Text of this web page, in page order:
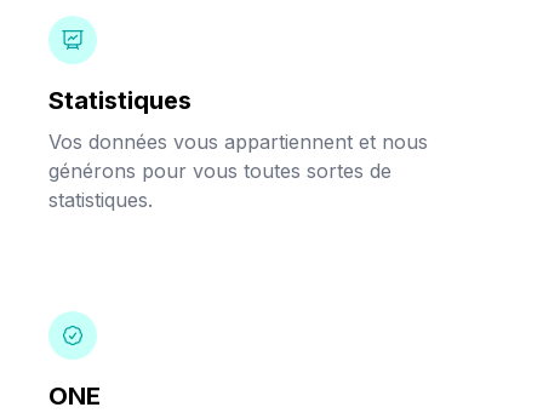
Statistiques
Vos données vous appartiennent et nous
générons pour vous toutes sortes de
statistiques.
ONE